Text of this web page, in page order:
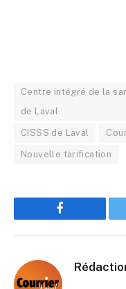
Centre intégré de la
de Laval
CISSS de Laval
Nouvelle tarification
Facebook